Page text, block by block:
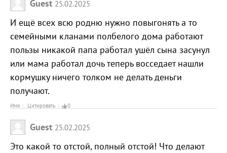
Guest 25.02.2025
И ещё всех всю родню нужно повыгонять а то
семейными кланами полбелого дома работают
пользы никакой папа работал ушёл сына засунул
или мама работал дочь теперь восседает нашли
кормушку ничего толком не делать деньги
получают.
Имя Цитировать 0
Guest 25.02.2025
Это какой то отстой, полный отстой! Что делают